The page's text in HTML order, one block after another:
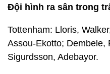
Đội hình ra sân trong
Tottenham: Lloris,
Assou-Ekotto; Dembele,
Sigurdsson, Adebayor.